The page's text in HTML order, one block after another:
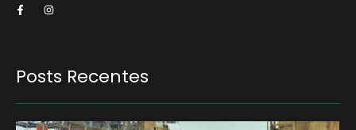
Posts Recentes